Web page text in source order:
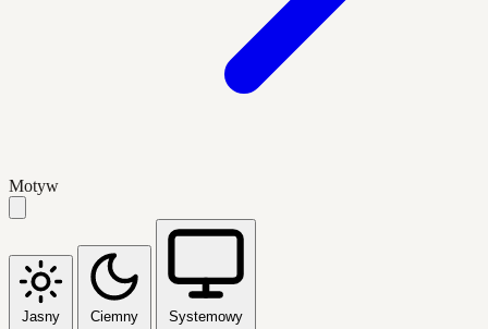
Motyw
Jasny Ciemny Systemowy